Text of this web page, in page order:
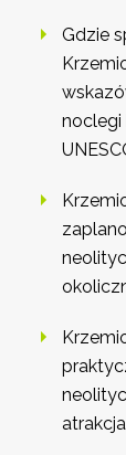
Gdzie
noclegi